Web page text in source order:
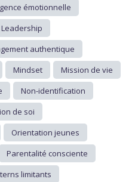
émotionnelle
Leadership
authentique
Mindset
Mission de vie
Non-identification
de soi
Orientation jeunes
Parentalité consciente
limitants